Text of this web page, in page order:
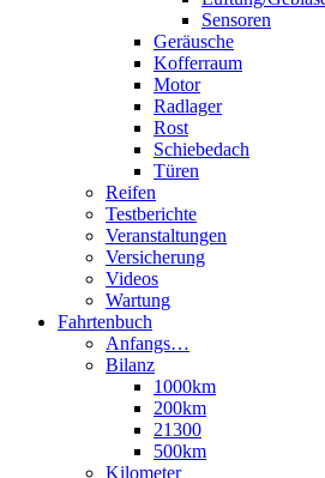
Sensoren
Geräusche
Kofferraum
Motor
Radlager
Rost
Schiebedach
Türen
Reifen
Testberichte
Veranstaltungen
Versicherung
Videos
Wartung
Fahrtenbuch
Anfangs…
Bilanz
1000km
200km
21300
500km
Kilometer